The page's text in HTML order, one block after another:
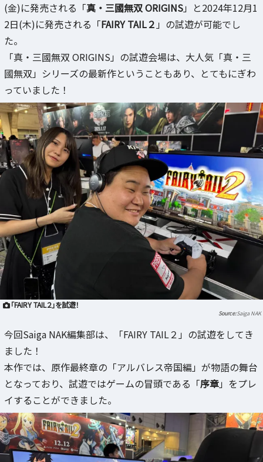
(金)に発売される「真・三國無双 ORIGINS」と2024年12月1
2日(木)に発売される「FAIRY TAIL２ 」の試遊が可能でし
た。
「真・三國無双 ORIGINS」の試遊会場は、大人気「真・三
國無双」シリーズの最新作ということもあり、とてもにぎわ
っていました！
「FAIRY TAIL２」を試遊！
Saiga NAK
今回Saiga NAK編集部は、「FAIRY TAIL２」の試遊をしてき
ました！
本作では、原作最終章の「アルバレス帝国編」が物語の舞台
となっており、試遊ではゲームの冒頭である「序章」をプレ
イすることができました。